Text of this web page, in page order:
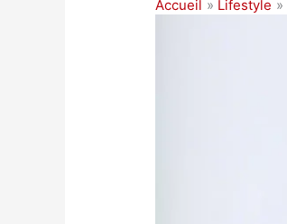
Accueil Lifestyle